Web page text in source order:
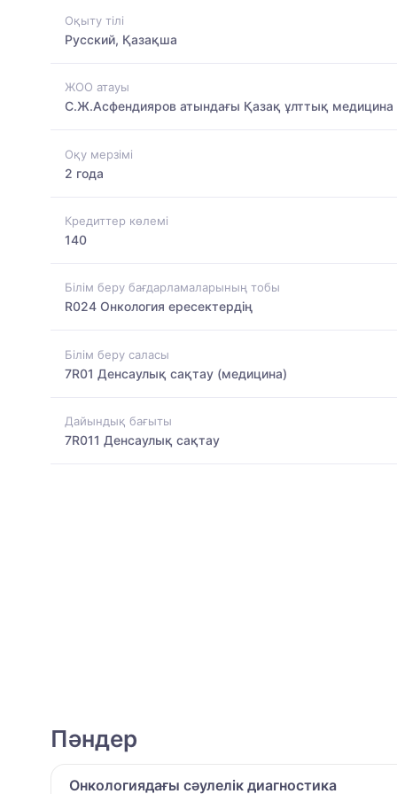
Оқыту тілі
Русский, Қазақша
ЖОО атауы
С.Ж.Асфендияров атындағы Қазақ ұлттық медицина
Оқу мерзімі
2 года
Кредиттер көлемі
140
Білім беру бағдарламаларының тобы
R024 Онкология ересектердің
Білім беру саласы
7R01 Денсаулық сақтау (медицина)
Дайындық бағыты
7R011 Денсаулық сақтау
Пәндер
Онкологиядағы сәулелік диагностика